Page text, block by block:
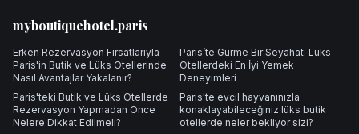
myboutiquehotel.paris
Erken Rezervasyon Fırsatlarıyla
Paris'in Butik ve Lüks Otellerinde
Nasıl Avantajlar Yakalanır?
Paris’te Gurme Bir Seyahat: Lüks
Otellerdeki En İyi Yemek
Deneyimleri
Paris'teki Butik ve Lüks Otellerde
Rezervasyon Yapmadan Önce
Nelere Dikkat Edilmeli?
Paris'te evcil hayvanınızla
konaklayabileceğiniz lüks butik
otellerde neler bekliyor sizi?